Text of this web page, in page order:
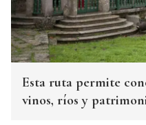
Esta ruta permite
vinos, ríos y